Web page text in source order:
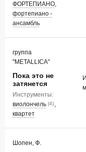
ФОРТЕПИАНО,
фортепиано -
ансамбль
группа
"METALLICA"
Пока это не
затянется
Инструменты:
виолончель (4),
квартет
Шопен, Ф.